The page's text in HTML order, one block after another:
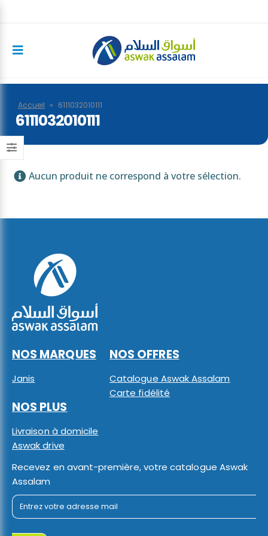
Accueil » 6111032010111
6111032010111
Aucun produit ne correspond à votre sélection.
NOS MARQUES
Janis
NOS OFFRES
Catalogue Aswak Assalam
Carte fidélité
NOS PLUS
Livraison à domicile
Aswak drive
Recevez en avant-première, votre catalogue Aswak
Assalam